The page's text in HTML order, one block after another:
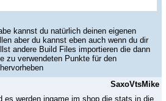
kannst du natürlich deinen eigenen
aber du kannst eben auch wenn du dir
andere Build Files importieren die dann
zu verwendeten Punkte für den
SaxoVtsMike
es werden ingame im shop die stats in die